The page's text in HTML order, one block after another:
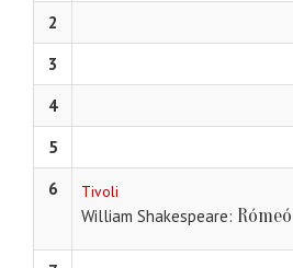
2
3
4
5
6
Tivoli
William Shakespeare